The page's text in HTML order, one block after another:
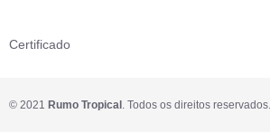
Certificado
© 2021 Rumo Tropical . Todos os direitos reservados.